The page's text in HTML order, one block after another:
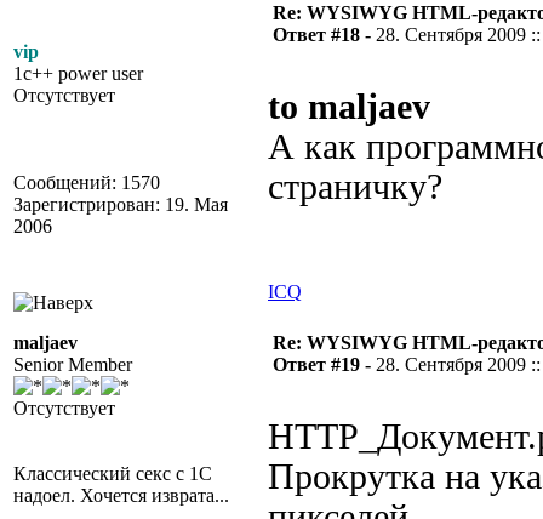
vip
1c++ power user
Отсутствует
Сообщений: 1570
Зарегистрирован: 19. Мая
2006
Re: WYSIWYG HTML-
Ответ #18 - 28. Сентября 2009
to maljaev
А как
страничку?
ICQ
maljaev
Senior Member
Отсутствует
Классический секс с 1С
надоел. Хочется изврата...
Re: WYSIWYG HTML-
Ответ #19 - 28. Сентября 2009
Прокрутка на